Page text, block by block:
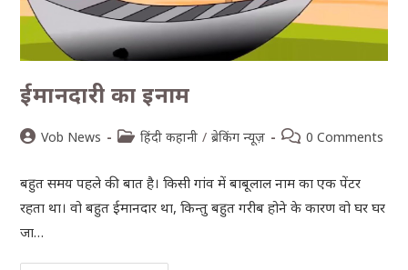
ईमानदारी का इनाम
Vob News हिंदी कहानी / ब्रेकिंग न्यूज़ 0 Comments
बहुत समय पहले की बात है। किसी गांव में बाबूलाल नाम का एक पेंटर
रहता था। वो बहुत ईमानदार था, किन्तु बहुत गरीब होने के कारण वो घर घर
जा…